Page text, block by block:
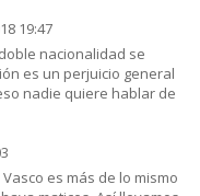
19:47
nacionalidad se
es un perjuicio general
nadie quiere hablar de
es más de lo mismo